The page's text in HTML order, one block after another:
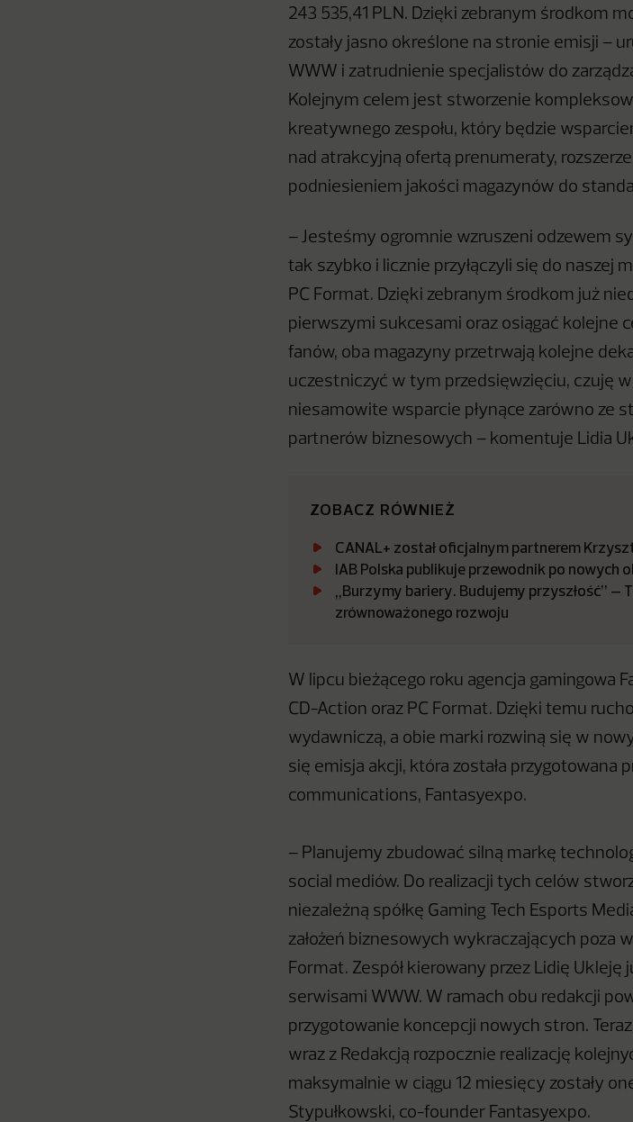
243 535,41 PLN. Dzięki zebranym środkom
zostały jasno określone na stronie emisji –
WWW i zatrudnienie specjalistów do
Kolejnym celem jest stworzenie
kreatywnego zespołu, który będzie
nad atrakcyjną ofertą prenumeraty,
podniesieniem jakości magazynów do
– Jesteśmy ogromnie wzruszeni odzewem
tak szybko i licznie przyłączyli się do naszej
PC Format. Dzięki zebranym środkom już
pierwszymi sukcesami oraz osiągać kolejne
fanów, oba magazyny przetrwają kolejne
uczestniczyć w tym przedsięwzięciu, czuję
niesamowite wsparcie płynące zarówno ze
partnerów biznesowych – komentuje Lidia
ZOBACZ RÓWNIEŻ
CANAL+ został oficjalnym partnerem
IAB Polska publikuje przewodnik po nowych
„Burzymy bariery. Budujemy przyszłość”
zrównoważonego rozwoju
W lipcu bieżącego roku agencja gamingowa
CD-Action oraz PC Format. Dzięki temu
wydawniczą, a obie marki rozwiną się w
się emisja akcji, która została przygotowana
communications, Fantasyexpo.
– Planujemy zbudować silną markę
social mediów. Do realizacji tych celów
niezależną spółkę Gaming Tech Esports
założeń biznesowych wykraczających poza
Format. Zespół kierowany przez Lidię Ukleję
serwisami WWW. W ramach obu redakcji
przygotowanie koncepcji nowych stron.
wraz z Redakcją rozpocznie realizację
maksymalnie w ciągu 12 miesięcy zostały
Stypułkowski, co-founder Fantasyexpo.